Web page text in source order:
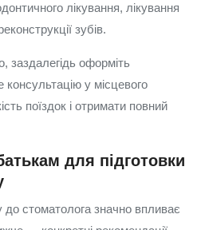
лікування, лікування
зубів.
заздалегідь оформіть
у місцевого
поїздок і отримати повний
для підготовки
до стоматолога значно впливає